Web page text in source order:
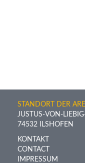
STANDORT DER
JUSTUS-VON-
74532 ILSHOFEN
KONTAKT
CONTACT
IMPRESSUM